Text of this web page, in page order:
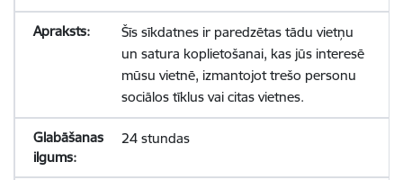
Šīs sīkdatnes ir paredzētas tādu vietņu
un satura koplietošanai, kas jūs interesē
mūsu vietnē, izmantojot trešo personu
sociālos tīklus vai citas vietnes.
24 stundas